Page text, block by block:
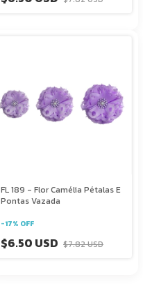
FL 189 - Flor Camélia Pétalas E
Pontas Vazada
-17% OFF
$6.50 USD $7.82 USD